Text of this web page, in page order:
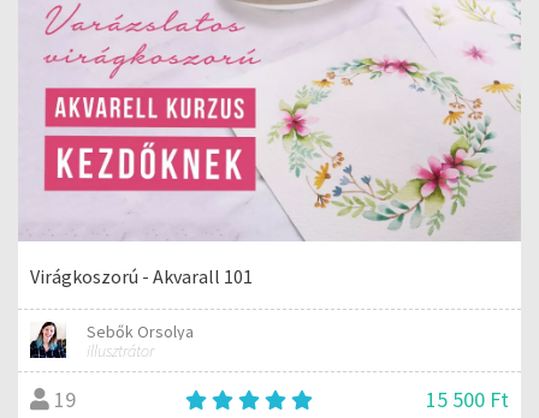
Virágkoszorú - Akvarall 101
Sebők Orsolya
illusztrátor
19 15 500 Ft